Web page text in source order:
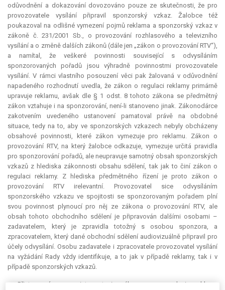
odůvodnění a dokazování dovozováno pouze ze skutečnosti, že pro
provozovatele vysílání připravil sponzorský vzkaz. Žalobce též
poukazoval na odlišné vymezení pojmů reklama a sponzorský vzkaz v
zákoně č. 231/2001 Sb., o provozování rozhlasového a televizního
vysílání a o změně dalších zákonů (dále jen „zákon o provozování RTV“),
a namítal, že veškeré povinnosti související s odvysíláním
sponzorovaných pořadů jsou výhradně povinnostmi provozovatele
vysílání. V rámci vlastního posouzení věci pak žalovaná v odůvodnění
napadeného rozhodnutí uvedla, že zákon o regulaci reklamy primárně
upravuje reklamu, avšak dle § 1 odst. 8 tohoto zákona se předmětný
zákon vztahuje i na sponzorování, není-li stanoveno jinak. Zákonodárce
zakotvením uvedeného ustanovení pamatoval právě na obdobné
situace, tedy na to, aby ve sponzorských vzkazech nebyly obcházeny
obsahové povinnosti, které zákon vymezuje pro reklamu. Zákon o
provozování RTV, na který žalobce odkazuje, vymezuje určitá pravidla
pro sponzorování pořadů, ale neupravuje samotný obsah sponzorských
vzkazů z hlediska zákonnosti obsahu sdělení, tak jak to činí zákon o
regulaci reklamy. Z hlediska předmětného řízení je proto zákon o
provozování RTV irelevantní. Provozovatel sice odvysíláním
sponzorského vzkazu ve spojitosti se sponzorovaným pořadem plní
svou povinnost plynoucí pro něj ze zákona o provozování RTV, ale
obsah tohoto obchodního sdělení je připravován dalšími osobami –
zadavatelem, který je zpravidla totožný s osobou sponzora, a
zpracovatelem, který dané obchodní sdělení audiovizuálně připravil pro
účely odvysílání. Osobu zadavatele i zpracovatele provozovatel vysílání
na vyžádání Rady vždy identifikuje, a to jak v případě reklamy, tak i v
případě sponzorských vzkazů.
Přistoupením na interpretaci zákona o regulaci reklamy